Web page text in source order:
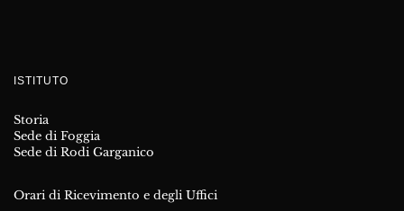
ISTITUTO
Storia
Sede di Foggia
Sede di Rodi Garganico
Orari di Ricevimento e degli Uffici